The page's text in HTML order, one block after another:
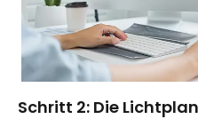
Schritt 2: Die